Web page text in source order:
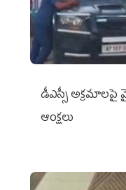
డీఎస్సీ అక్రమాలపై
ఆంక్షలు